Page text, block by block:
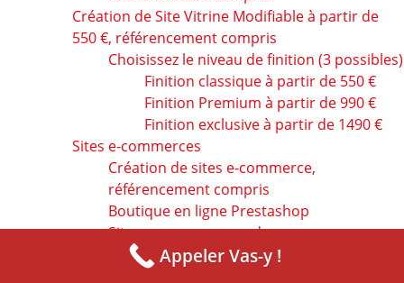
Création de Site Vitrine Modifiable à partir de
550 €, référencement compris
Choisissez le niveau de finition (3 possibles)
Finition classique à partir de 550 €
Finition Premium à partir de 990 €
Finition exclusive à partir de 1490 €
Sites e-commerces
Création de sites e-commerce,
référencement compris
Boutique en ligne Prestashop
Site e-commerce wordpress
Site sur mesureAppeler Vas-y !